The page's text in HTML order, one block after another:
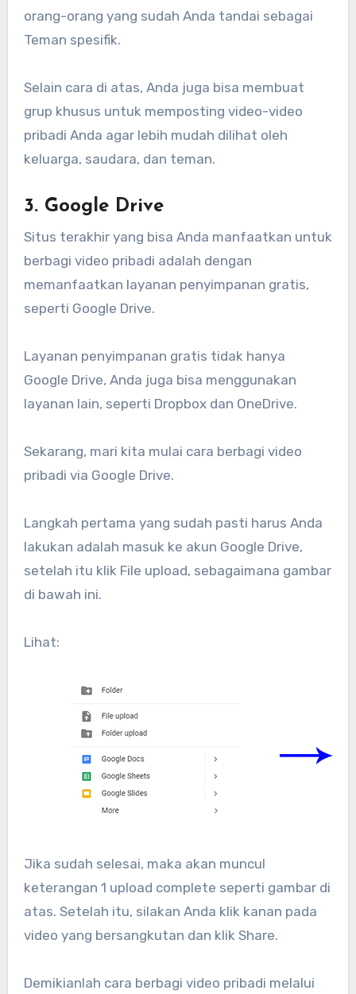
orang-orang yang sudah Anda tandai sebagai
Teman spesifik.
Selain cara di atas, Anda juga bisa membuat
grup khusus untuk memposting video-video
pribadi Anda agar lebih mudah dilihat oleh
keluarga, saudara, dan teman.
3. Google Drive
Situs terakhir yang bisa Anda manfaatkan untuk
berbagi video pribadi adalah dengan
memanfaatkan layanan penyimpanan gratis,
seperti Google Drive.
Layanan penyimpanan gratis tidak hanya
Google Drive, Anda juga bisa menggunakan
layanan lain, seperti Dropbox dan OneDrive.
Sekarang, mari kita mulai cara berbagi video
pribadi via Google Drive.
Langkah pertama yang sudah pasti harus Anda
lakukan adalah masuk ke akun Google Drive,
setelah itu klik File upload, sebagaimana gambar
di bawah ini.
Lihat:
Jika sudah selesai, maka akan muncul
keterangan 1 upload complete seperti gambar di
atas. Setelah itu, silakan Anda klik kanan pada
video yang bersangkutan dan klik Share.
Demikianlah cara berbagi video pribadi melalui